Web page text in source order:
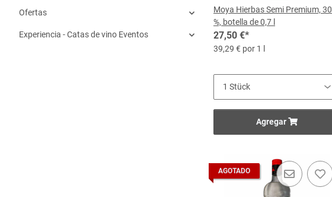
Moya Hierbas Semi Premium, 30
%, botella de 0,7 l
27,50 €*
39,29 € por 1 l
Agregar
AGOTADO
Ofertas
Experiencia - Catas de vino Eventos